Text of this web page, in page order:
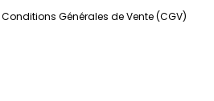
Conditions Générales de Vente (CGV)